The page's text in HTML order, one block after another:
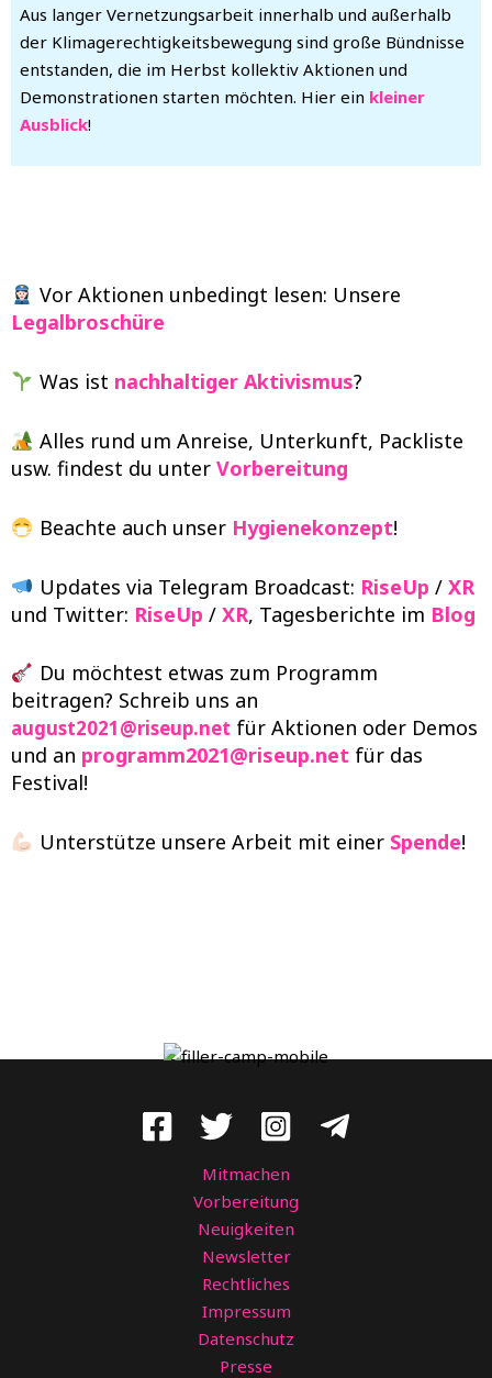
Aus langer Vernetzungsarbeit innerhalb und außerhalb
der Klimagerechtigkeitsbewegung sind große Bündnisse
entstanden, die im Herbst kollektiv Aktionen und
Demonstrationen starten möchten. Hier ein kleiner
Ausblick!
Vor Aktionen unbedingt lesen: Unsere
Legalbroschüre
Was ist nachhaltiger Aktivismus?
Alles rund um Anreise, Unterkunft, Packliste
usw. findest du unter Vorbereitung
Beachte auch unser Hygienekonzept!
Updates via Telegram Broadcast: RiseUp / XR
und Twitter: RiseUp / XR, Tagesberichte im Blog
Du möchtest etwas zum Programm
beitragen? Schreib uns an
august2021@riseup.net für Aktionen oder Demos
und an programm2021@riseup.net für das
Festival!
Unterstütze unsere Arbeit mit einer Spende!
Mitmachen
Vorbereitung
Neuigkeiten
Newsletter
Rechtliches
Impressum
Datenschutz
Presse